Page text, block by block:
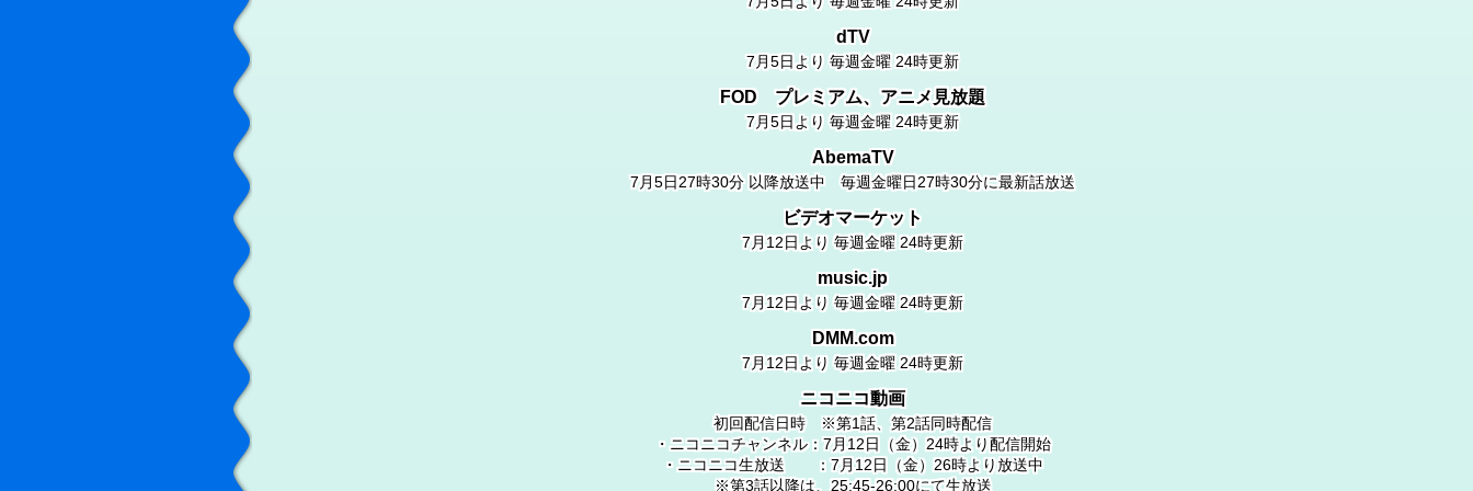
dTV
7月5日より 毎週金曜 24時更新
FOD プレミアム、アニメ見放題
7月5日より 毎週金曜 24時更新
AbemaTV
7月5日27時30分 以降放送中 毎週金曜日27時30分に最新話放送
ビデオマーケット
7月12日より 毎週金曜 24時更新
music.jp
7月12日より 毎週金曜 24時更新
DMM.com
7月12日より 毎週金曜 24時更新
ニコニコ動画
初回配信日時 ※第1話、第2話同時配信
・ニコニコチャンネル：7月12日（金）24時より配信開始
・ニコニコ生放送 ：7月12日（金）26時より放送中
※第3話以降は、25:45-26:00にて生放送